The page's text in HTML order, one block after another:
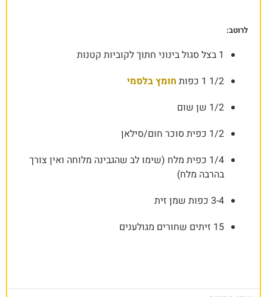
לרוטב:
1 בצל סגול בינוני חתוך לקוביות קטנות
1/2 1 כפות
חומץ בלסמי
1/2 שן שום
1/2 כפית סוכר חום/סילאן
1/4 כפית מלח (שימו לב שהגבינה מלוחה ואין צורך
בהרבה מלח)
3-4 כפות שמן זית
15 זיתים שחורים מגולענים